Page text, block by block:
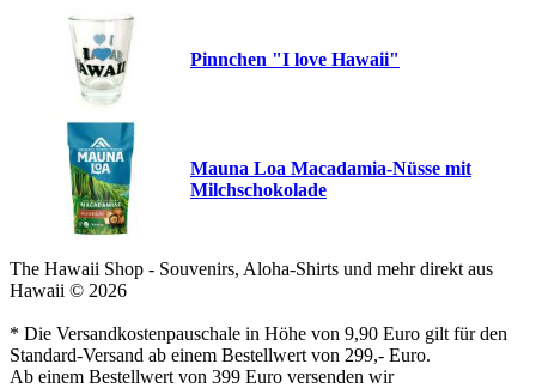
Pinnchen "I love Hawaii"
Mauna Loa Macadamia-Nüsse mit
Milchschokolade
The Hawaii Shop - Souvenirs, Aloha-Shirts und mehr direkt aus
Hawaii © 2026
* Die Versandkostenpauschale in Höhe von 9,90 Euro gilt für den
Standard-Versand ab einem Bestellwert von 299,- Euro.
Ab einem Bestellwert von 399 Euro versenden wir